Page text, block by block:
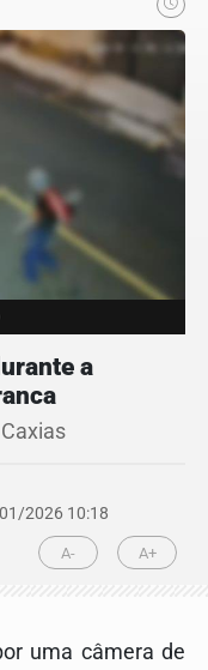
a
2026 10:18
A- A+
uma câmera de